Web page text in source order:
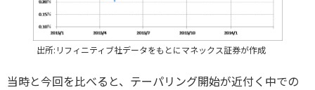
出所:リフィニティブ社データをもとにマネックス証券が作成
当時と今回を比べると、テーパリング開始が近付く中での